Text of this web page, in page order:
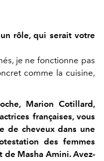
rôle, qui serait votre
je ne fonctionne pas
comme la cuisine,
Marion Cotillard,
françaises, vous
de cheveux dans une
des femmes
de Masha Amini. Avez-